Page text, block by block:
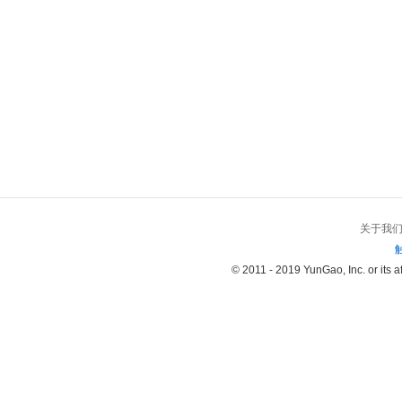
关于我们
© 2011 - 2019 YunGao, Inc. or its